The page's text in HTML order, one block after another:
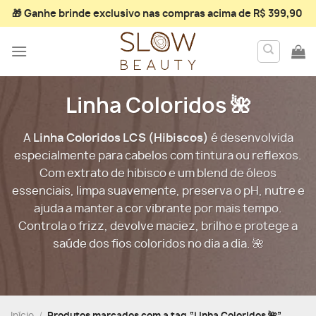
Skip
to
🎁 Ganhe brinde exclusivonas compras acima de R$ 399,90
Linha Coloridos 🌺
A Linha Coloridos LCS (Hibiscos) é desenvolvida
especialmente para cabelos com tintura ou reflexos.
Com extrato de hibisco e um blend de óleos
essenciais, limpa suavemente, preserva o pH, nutre e
ajuda a manter a cor vibrante por mais tempo.
Controla o frizz, devolve maciez, brilho e protege a
saúde dos fios coloridos no dia a dia. 🌺